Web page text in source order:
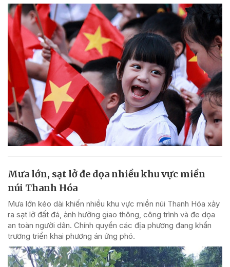
Mưa lớn, sạt lở đe dọa nhiều khu vực miền
núi Thanh Hóa
Mưa lớn kéo dài khiến nhiều khu vực miền núi Thanh Hóa xảy
ra sạt lở đất đá, ảnh hưởng giao thông, công trình và đe dọa
an toàn người dân. Chính quyền các địa phương đang khẩn
trương triển khai phương án ứng phó.